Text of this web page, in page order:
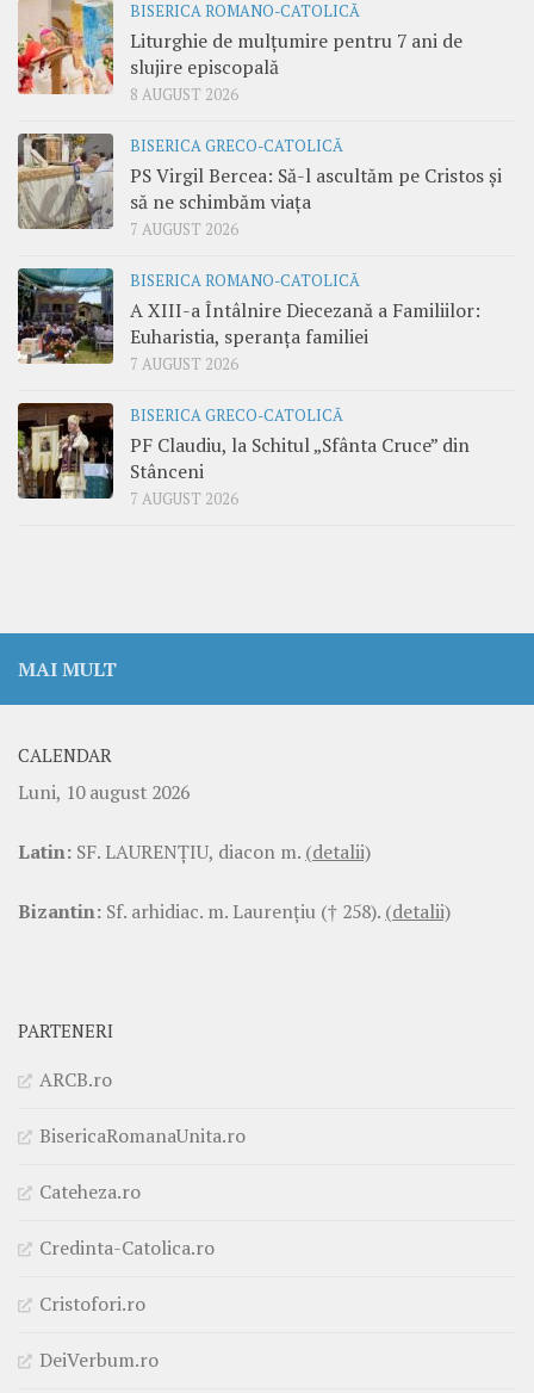
BISERICA ROMANO-CATOLICĂ
Liturghie de mulțumire pentru 7 ani de
slujire episcopală
8 AUGUST 2026
BISERICA GRECO-CATOLICĂ
PS Virgil Bercea: Să-l ascultăm pe Cristos și
să ne schimbăm viața
7 AUGUST 2026
BISERICA ROMANO-CATOLICĂ
A XIII-a Întâlnire Diecezană a Familiilor:
Euharistia, speranța familiei
7 AUGUST 2026
BISERICA GRECO-CATOLICĂ
PF Claudiu, la Schitul „Sfânta Cruce” din
Stânceni
7 AUGUST 2026
MAI MULT
CALENDAR
Luni, 10 august 2026
Latin: SF. LAURENŢIU, diacon m. (detalii)
Bizantin: Sf. arhidiac. m. Laurenţiu († 258). (detalii)
PARTENERI
ARCB.ro
BisericaRomanaUnita.ro
Cateheza.ro
Credinta-Catolica.ro
Cristofori.ro
DeiVerbum.ro